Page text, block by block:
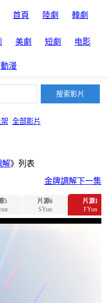
首頁 陸劇 韓劇
美劇 短劇 电影
動漫
全部影片
解》列表
金牌調解下一集
5
片源6
SYun
片源1
FYun